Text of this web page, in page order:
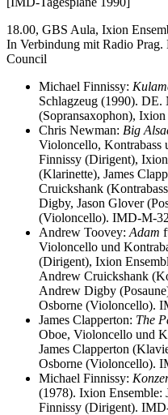
18.00, GBS Aula, Ixion
In Verbindung mit Radio
Council
Michael Finnissy:
Schlagzeug (1990).
(Sopransaxophon),
Chris Newman: Big
Violoncello, Kontrabass
Finnissy (Dirigent),
(Klarinette), James
Cruickshank
Digby, Jason Glover
(Violoncello). IMD-M-
Andrew Toovey: Adam
Violoncello und
(Dirigent), Ixion
Andrew Cruickshank
Andrew Digby
Osborne (Violoncello).
James Clapperton: The
Oboe, Violoncello und
James Clapperton
Osborne (Violoncello).
Michael Finnissy:
(1978). Ixion Ensemble:
Finnissy (Dirigent).